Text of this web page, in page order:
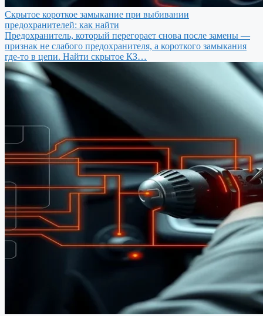
Скрытое короткое замыкание при выбивании
предохранителей: как найти
Предохранитель, который перегорает снова после замены —
признак не слабого предохранителя, а короткого замыкания
где-то в цепи. Найти скрытое КЗ…